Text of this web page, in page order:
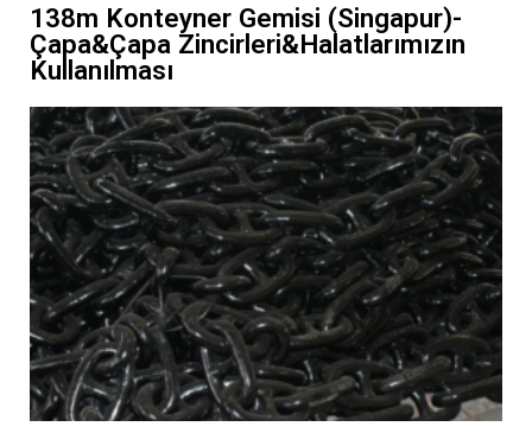
138m Konteyner Gemisi (Singapur)-
Çapa&Çapa Zincirleri&Halatlarımızın
Kullanılması